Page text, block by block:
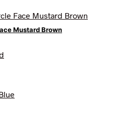
Mustard Brown